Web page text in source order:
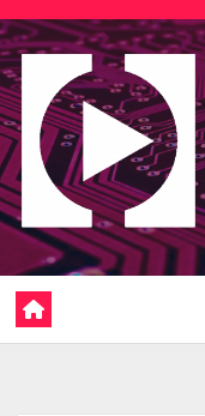
Saltar
al
contenido